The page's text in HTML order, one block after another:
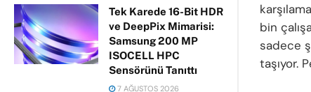
Tek Karede 16-Bit HDR
ve DeepPix Mimarisi:
Samsung 200 MP
ISOCELL HPC
Sensörünü Tanıttı
7 AĞUSTOS 2026
bin
sadece
taşıyor.